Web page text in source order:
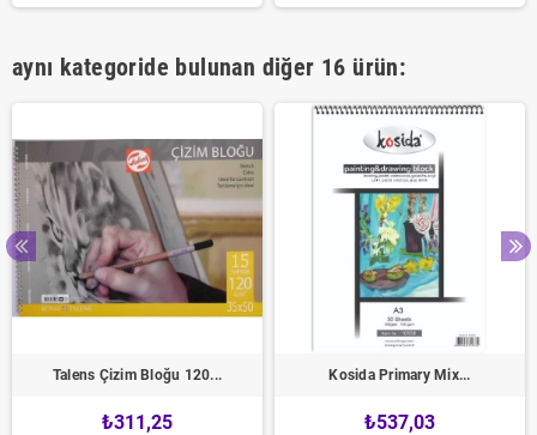
aynı kategoride bulunan diğer 16 ürün:
Talens Çizim Bloğu 120...
₺311,25
Kosida Primary Mix...
₺537,03